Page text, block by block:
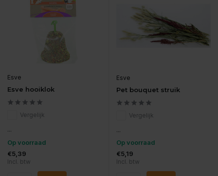
Esve
Esve hooiklok
Vergelijk
...
Op voorraad
€5,39
Incl. btw
Esve
Pet bouquet struik
Vergelijk
...
Op voorraad
€5,19
Incl. btw